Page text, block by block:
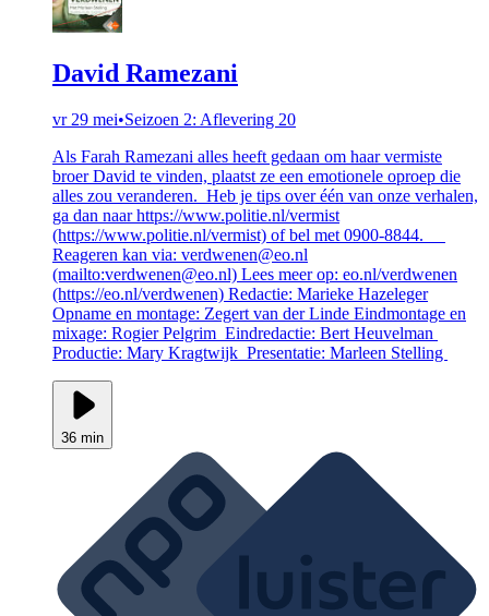
David Ramezani
vr 29 mei•Seizoen 2: Aflevering 20
Als Farah Ramezani alles heeft gedaan om haar vermiste
broer David te vinden, plaatst ze een emotionele oproep die
alles zou veranderen. Heb je tips over één van onze verhalen,
ga dan naar https://www.politie.nl/vermist
(https://www.politie.nl/vermist) of bel met 0900-8844.
Reageren kan via: verdwenen@eo.nl
(mailto:verdwenen@eo.nl) Lees meer op: eo.nl/verdwenen
(https://eo.nl/verdwenen) Redactie: Marieke Hazeleger
Opname en montage: Zegert van der Linde Eindmontage en
mixage: Rogier Pelgrim Eindredactie: Bert Heuvelman
Productie: Mary Kragtwijk Presentatie: Marleen Stelling
36 min